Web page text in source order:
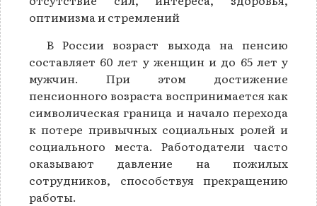
оптимизма и стремлений
В России возраст выхода на пенсию
составляет 60 лет у женщин и до 65 лет у
мужчин. При этом достижение
пенсионного возраста воспринимается как
символическая граница и начало перехода
к потере привычных социальных ролей и
социального места. Работодатели часто
оказывают давление на пожилых
сотрудников, способствуя прекращению
работы.